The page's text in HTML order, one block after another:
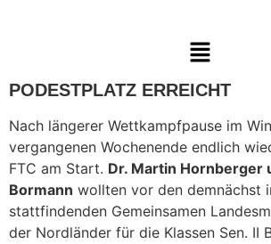
PODESTPLATZ ERREICHT
Nach längerer Wettkampfpause im
vergangenen Wochenende endlich
FTC am Start. Dr. Martin Hornberger
Bormann wollten vor den demnächst
stattfindenden Gemeinsamen
der Nordländer für die Klassen Sen. II